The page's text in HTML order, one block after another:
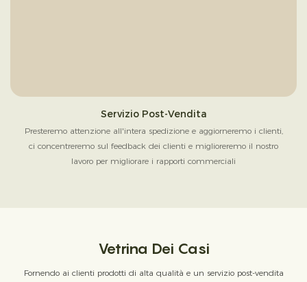
Servizio Post-Vendita
Presteremo attenzione all'intera spedizione e aggiorneremo i clienti,
ci concentreremo sul feedback dei clienti e miglioreremo il nostro
lavoro per migliorare i rapporti commerciali
Vetrina Dei Casi
Fornendo ai clienti prodotti di alta qualità e un servizio post-vendita